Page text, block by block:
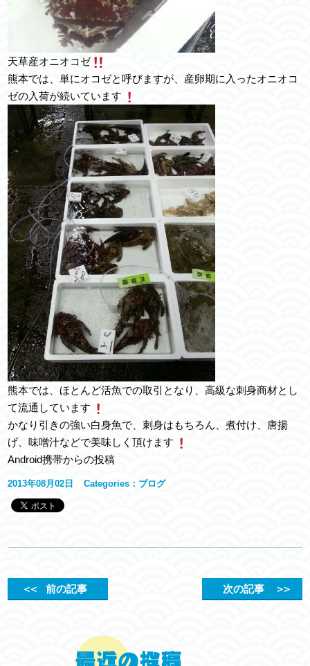
天草産オニオコゼ
熊本では、単にオコゼと呼びますが、産卵期に入ったオニオコ
ゼの入荷が続いています
熊本では、ほとんど活魚での取引となり、高級な刺身商材とし
て流通しています
かなり引きの強い白身魚で、刺身はもちろん、煮付け、唐揚
げ、味噌汁などで美味しく頂けます
Android携帯からの投稿
2013年08月02日 Categories： ブログ
＜＜前の記事 次の記事 ＞＞